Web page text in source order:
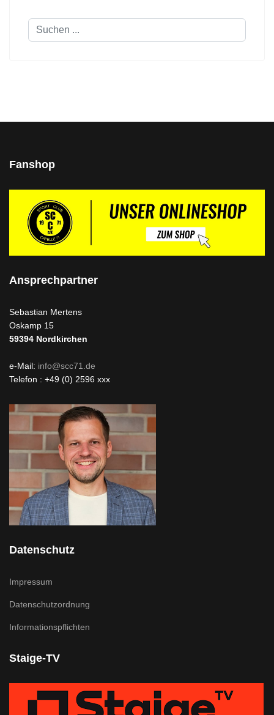
Suchen
Fanshop
Ansprechpartner
Sebastian Mertens
Oskamp 15
59394 Nordkirchen
e-Mail: info@scc71.de
Telefon : +49 (0) 2596 xxx
Datenschutz
Impressum
Datenschutzordnung
Informationspflichten
Staige-TV